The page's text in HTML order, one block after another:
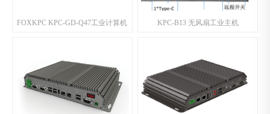
FOXKPC KPC-GD-Q47工业计算机 KPC-B13 无风扇工业主机